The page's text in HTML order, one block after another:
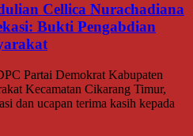
Cellica Nurachadiana
Bukti Pengabdian
Partai Demokrat Kabupaten
Kecamatan Cikarang Timur,
dan ucapan terima kasih kepada